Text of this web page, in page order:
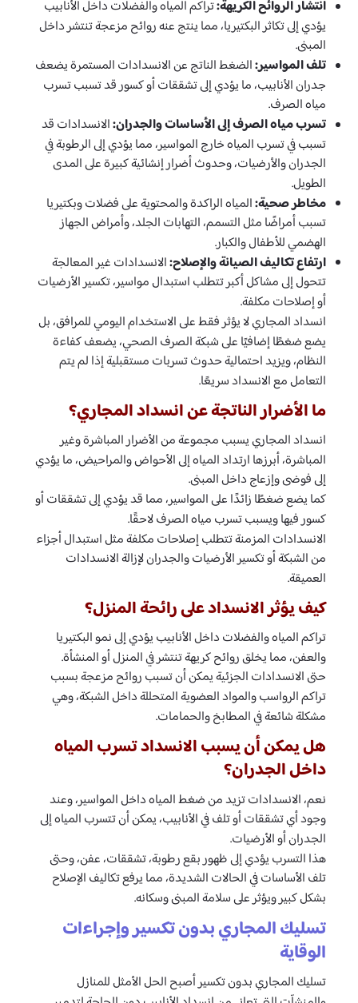
انتشار الروائح الكريهة:تراكم المياه والفضلات داخل الأنابيب
يؤدي إلى تكاثر البكتيريا، مما ينتج عنه روائح مزعجة تنتشر داخل
المبنى.
تلف المواسير:الضغط الناتج عن الانسدادات المستمرة يضعف
جدران الأنابيب، ما يؤدي إلى تشققات أو كسور قد تسبب تسرب
مياه الصرف.
تسرب مياه الصرف إلى الأساسات والجدران:الانسدادات قد
تسبب في تسرب المياه خارج المواسير، مما يؤدي إلى الرطوبة في
الجدران والأرضيات، وحدوث أضرار إنشائية كبيرة على المدى
الطويل.
مخاطر صحية:المياه الراكدة والمحتوية على فضلات وبكتيريا
تسبب أمراضًا مثل التسمم، التهابات الجلد، وأمراض الجهاز
الهضمي للأطفال والكبار.
ارتفاع تكاليف الصيانة والإصلاح:الانسدادات غير المعالجة
تتحول إلى مشاكل أكبر تتطلب استبدال مواسير، تكسير الأرضيات
أو إصلاحات مكلفة.
انسداد المجاري لا يؤثر فقط على الاستخدام اليومي للمرافق، بل
يضع ضغطًا إضافيًا على شبكة الصرف الصحي، يضعف كفاءة
النظام، ويزيد احتمالية حدوث تسربات مستقبلية إذا لم يتم
التعامل مع الانسداد سريعًا.
ما الأضرار الناتجة عن انسداد المجاري؟
انسداد المجاري يسبب مجموعة من الأضرار المباشرة وغير
المباشرة، أبرزها ارتداد المياه إلى الأحواض والمراحيض، ما يؤدي
إلى فوضى وإزعاج داخل المبنى.
كما يضع ضغطًا زائدًا على المواسير، مما قد يؤدي إلى تشققات أو
كسور فيها ويسبب تسرب مياه الصرف لاحقًا.
الانسدادات المزمنة تتطلب إصلاحات مكلفة مثل استبدال أجزاء
من الشبكة أو تكسير الأرضيات والجدران لإزالة الانسدادات
العميقة.
كيف يؤثر الانسداد على رائحة المنزل؟
تراكم المياه والفضلات داخل الأنابيب يؤدي إلى نمو البكتيريا
والعفن، مما يخلق روائح كريهة تنتشر في المنزل أو المنشأة.
حتى الانسدادات الجزئية يمكن أن تسبب روائح مزعجة بسبب
تراكم الرواسب والمواد العضوية المتحللة داخل الشبكة، وهي
مشكلة شائعة في المطابخ والحمامات.
هل يمكن أن يسبب الانسداد تسرب المياه
داخل الجدران؟
نعم، الانسدادات تزيد من ضغط المياه داخل المواسير، وعند
وجود أي تشققات أو تلف في الأنابيب، يمكن أن تتسرب المياه إلى
الجدران أو الأرضيات.
هذا التسرب يؤدي إلى ظهور بقع رطوبة، تشققات، عفن، وحتى
تلف الأساسات في الحالات الشديدة، مما يرفع تكاليف الإصلاح
بشكل كبير ويؤثر على سلامة المبنى وسكانه.
تسليك المجاري بدون تكسير وإجراءات
الوقاية
تسليك المجاري بدون تكسير أصبح الحل الأمثل للمنازل